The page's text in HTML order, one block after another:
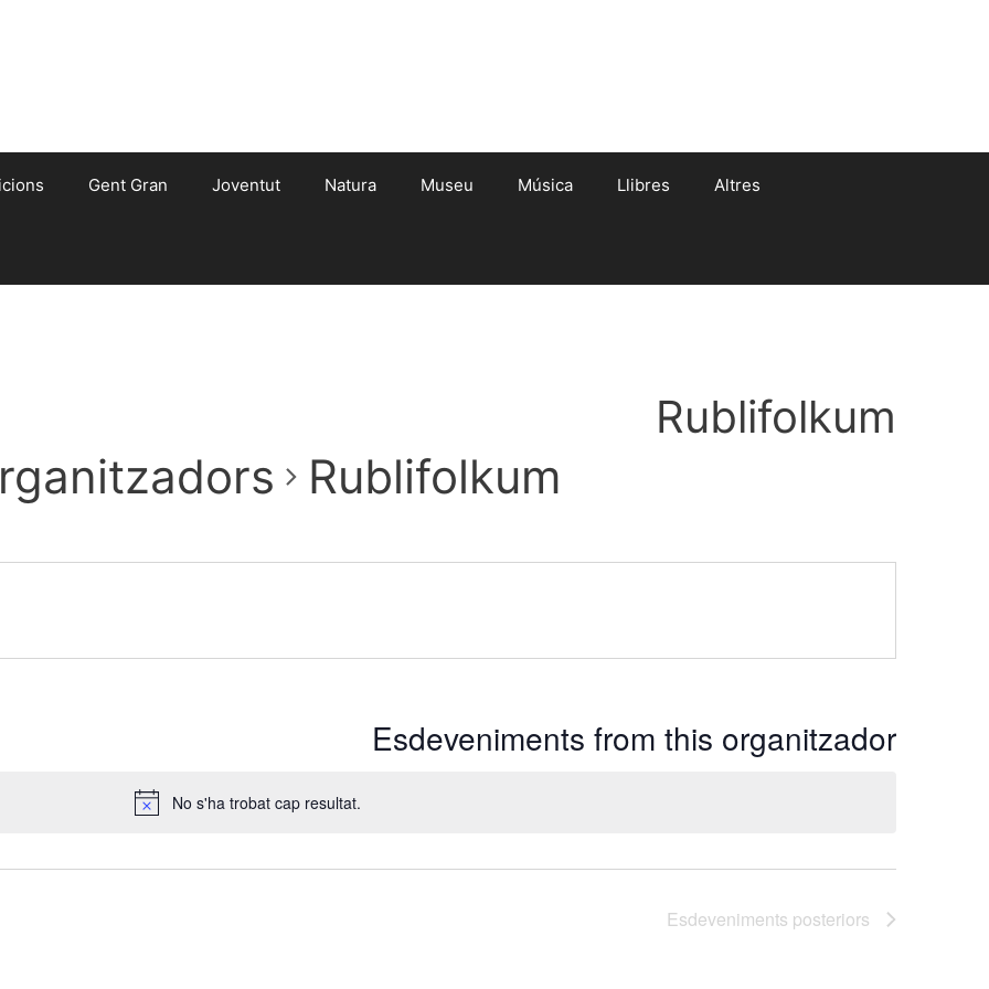
Gent Gran Joventut Natura Museu Música Llibres Altres
No s'ha trobat cap resultat.
Rublifolkum
Rublifolkum
Esdeveniments from this organitzador
Esdeveniments posteriors